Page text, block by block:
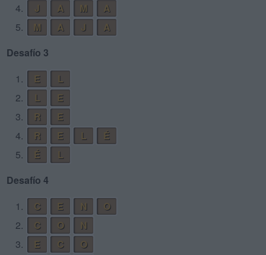
4.
J A M
A
5.
M A J
A
Desafío 3
1.
E
L
2.
L
E
3.
R
E
4.
R E L
É
5.
É
L
Desafío 4
1.
C E N
O
2.
C O
N
3.
E C
O